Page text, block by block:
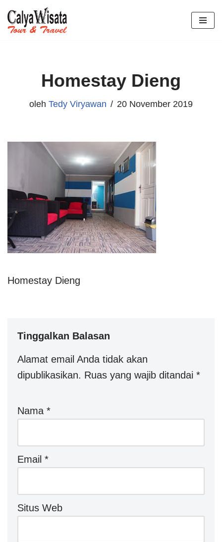
Lompat
Homestay Dieng
oleh Tedy Viryawan 20 November 2019
Homestay Dieng
Tinggalkan Balasan
Alamat email Anda tidak akan
dipublikasikan. Ruas yang wajib ditandai *
Nama *
Email *
Situs Web